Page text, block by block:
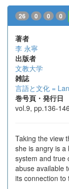
26 0 0 0
著者
李 永寧
出版者
文教大学
雑誌
言語と文化 =
巻号頁・発行日
vol.9, pp.136-
Taking the view
she is angry is
system and true
abuse available
its connection to